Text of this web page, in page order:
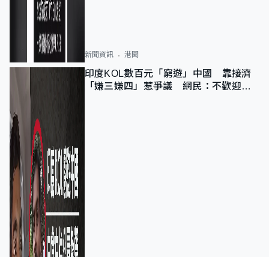
新聞資訊 港聞
印度KOL數百元「窮遊」中國 靠接濟
「嫌三嫌四」惹爭議 網民：不歡迎劣